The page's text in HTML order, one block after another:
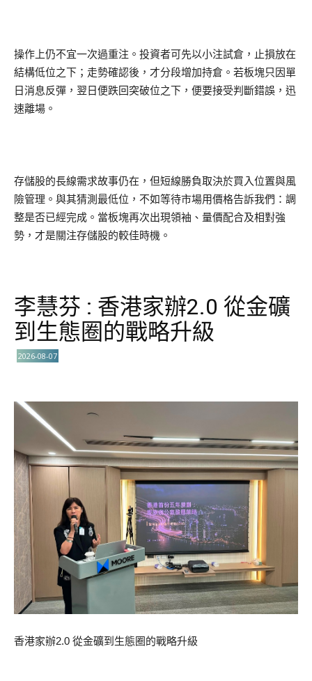
操作上仍不宜一次過重注。投資者可先以小注試倉，止損放在
結構低位之下；走勢確認後，才分段增加持倉。若板塊只因單
日消息反彈，翌日便跌回突破位之下，便要接受判斷錯誤，迅
速離場。
存儲股的長線需求故事仍在，但短線勝負取決於買入位置與風
險管理。與其猜測最低位，不如等待市場用價格告訴我們：調
整是否已經完成。當板塊再次出現領袖、量價配合及相對強
勢，才是關注存儲股的較佳時機。
李慧芬 : 香港家辦2.0 從金礦
到生態圈的戰略升級
2026-08-07
香港家辦2.0 從金礦到生態圈的戰略升級